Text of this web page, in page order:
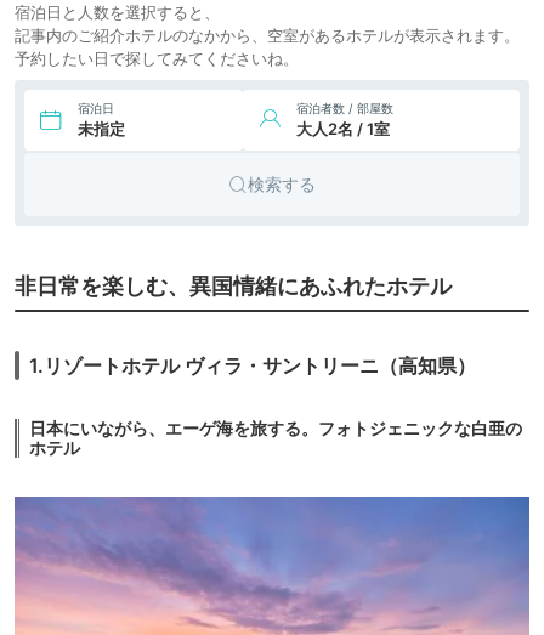
8.リゾナーレ那須
icotto 楽天トラベル
ホテル
9.竹田城 城下町 ホテ
22,306円〜
リゾート
10.
28,100円〜
宿泊日と人数を選択すると、
記事内のご紹介ホテルのなかから、空室があるホテルが表示されます。
予約したい日で探してみてくださいね。
宿泊日
未指定
宿泊者数 / 部屋数
大人2名 / 1室
検索する
非日常を楽しむ、異国情緒にあふれたホテル
1.リゾートホテル ヴィラ・サントリーニ（高知県）
日本にいながら、エーゲ海を旅する。フォトジェニックな白亜の
ホテル